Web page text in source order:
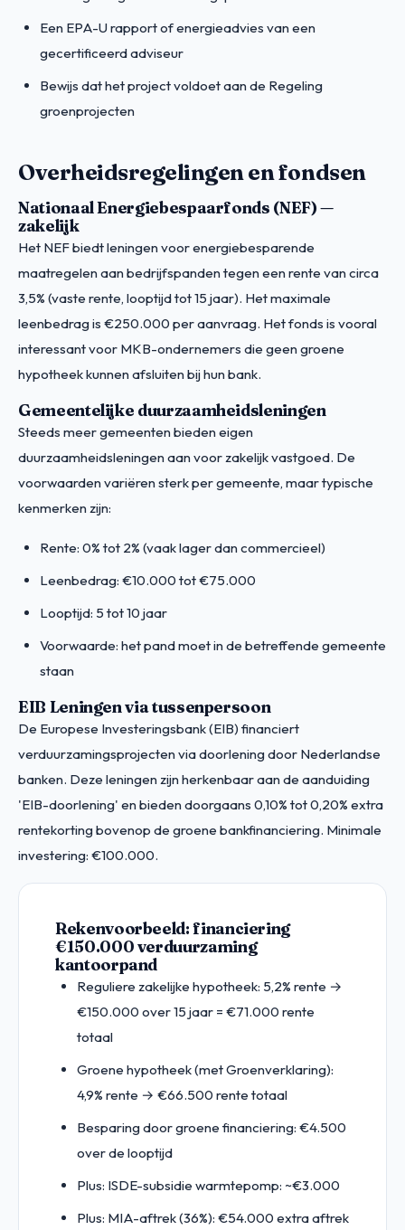
Een EPA-U rapport of energieadvies van een
gecertificeerd adviseur
Bewijs dat het project voldoet aan de Regeling
groenprojecten
Overheidsregelingen en fondsen
Nationaal Energiebespaarfonds (NEF) —
zakelijk
Het NEF biedt leningen voor energiebesparende
maatregelen aan bedrijfspanden tegen een rente van circa
3,5% (vaste rente, looptijd tot 15 jaar). Het maximale
leenbedrag is €250.000 per aanvraag. Het fonds is vooral
interessant voor MKB-ondernemers die geen groene
hypotheek kunnen afsluiten bij hun bank.
Gemeentelijke duurzaamheidsleningen
Steeds meer gemeenten bieden eigen
duurzaamheidsleningen aan voor zakelijk vastgoed. De
voorwaarden variëren sterk per gemeente, maar typische
kenmerken zijn:
Rente: 0% tot 2% (vaak lager dan commercieel)
Leenbedrag: €10.000 tot €75.000
Looptijd: 5 tot 10 jaar
Voorwaarde: het pand moet in de betreffende gemeente
staan
EIB Leningen via tussenpersoon
De Europese Investeringsbank (EIB) financiert
verduurzamingsprojecten via doorlening door Nederlandse
banken. Deze leningen zijn herkenbaar aan de aanduiding
'EIB-doorlening' en bieden doorgaans 0,10% tot 0,20% extra
rentekorting bovenop de groene bankfinanciering. Minimale
investering: €100.000.
Rekenvoorbeeld: financiering
€150.000 verduurzaming
kantoorpand
Reguliere zakelijke hypotheek: 5,2% rente →
€150.000 over 15 jaar = €71.000 rente
totaal
Groene hypotheek (met Groenverklaring):
4,9% rente → €66.500 rente totaal
Besparing door groene financiering: €4.500
over de looptijd
Plus: ISDE-subsidie warmtepomp: ~€3.000
Plus: MIA-aftrek (36%): €54.000 extra aftrek